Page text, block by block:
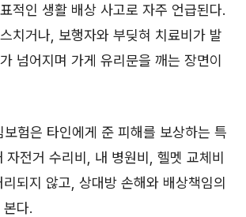
적인 생활 배상 사고로 자주 언급된다.
치거나, 보행자와 부딪혀 치료비가 발
넘어지며 가게 유리문을 깨는 장면이
보험은 타인에게 준 피해를 보상하는 특
자전거 수리비, 내 병원비, 헬멧 교체비
되지 않고, 상대방 손해와 배상책임의
다.